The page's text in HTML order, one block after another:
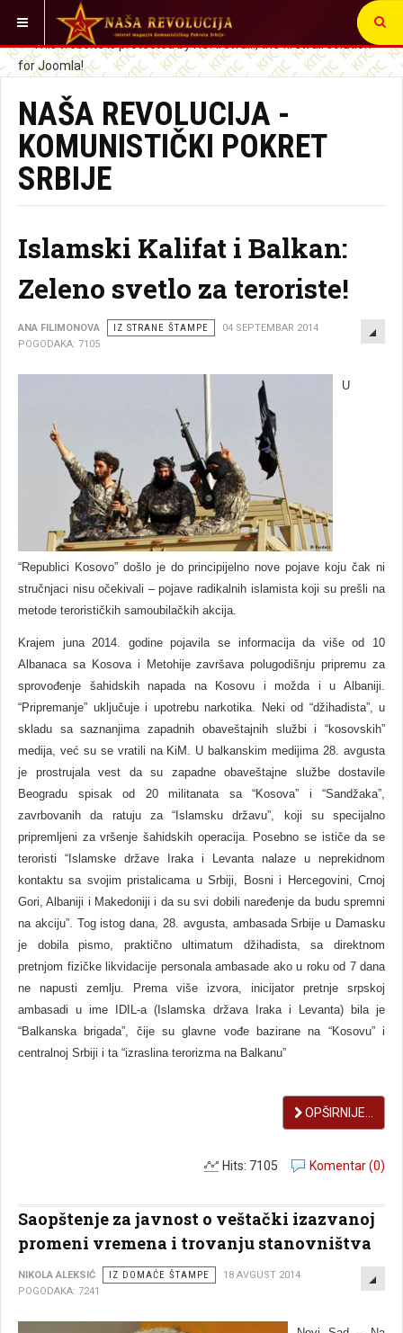
VI STE OVDE:
NAŠA REVOLUCIJA -
KOMUNISTIČKI POKRET
SRBIJE
Islamski Kalifat i Balkan:
Zeleno svetlo za teroriste!
ANA FILIMONOVA IZ STRANE ŠTAMPE
04 SEPTEMBAR 2014
POGODAKA: 7105
U
“Republici Kosovo” došlo je do principijelno nove pojave koju čak ni
stručnjaci nisu očekivali – pojave radikalnih islamista koji su prešli na
metode terorističkih samoubilačkih akcija.
Krajem juna 2014. godine pojavila se informacija da više od 10
Albanaca sa Kosova i Metohije završava polugodišnju pripremu za
sprovođenje šahidskih napada na Kosovu i možda i u Albaniji.
“Pripremanje” uklјučuje i upotrebu narkotika. Neki od “džihadista”, u
skladu sa saznanjima zapadnih obaveštajnih službi i “kosovskih”
medija, već su se vratili na KiM. U balkanskim medijima 28. avgusta
je prostrujala vest da su zapadne obaveštajne službe dostavile
Beogradu spisak od 20 militanata sa “Kosova” i “Sandžaka”,
zavrbovanih da ratuju za “Islamsku državu”, koji su specijalno
pripremlјeni za vršenje šahidskih operacija. Posebno se ističe da se
teroristi “Islamske države Iraka i Levanta nalaze u neprekidnom
kontaktu sa svojim pristalicama u Srbiji, Bosni i Hercegovini, Crnoj
Gori, Albaniji i Makedoniji i da su svi dobili naređenje da budu spremni
na akciju”. Tog istog dana, 28. avgusta, ambasada Srbije u Damasku
je dobila pismo, praktično ultimatum džihadista, sa direktnom
pretnjom fizičke likvidacije personala ambasade ako u roku od 7 dana
ne napusti zemlјu. Prema više izvora, inicijator pretnje srpskoj
ambasadi u ime IDIL-a (Islamska država Iraka i Levanta) bila je
“Balkanska brigada”, čije su glavne vođe bazirane na “Kosovu” i
centralnoj Srbiji i ta “izraslina terorizma na Balkanu”
OPŠIRNIJE...
Komentar (0)
Hits: 7105
Saopštenje za javnost o veštački izazvanoj
promeni vremena i trovanju stanovništva
NIKOLA ALEKSIĆ IZ DOMAĆE ŠTAMPE
18 AVGUST 2014
POGODAKA: 7241